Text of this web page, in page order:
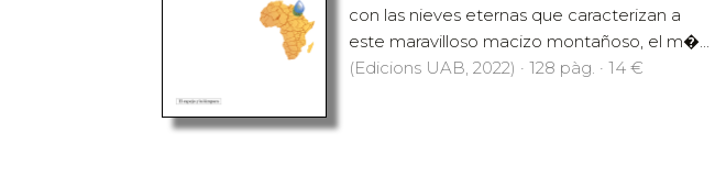
con las nieves eternas que caracterizan a
este maravilloso macizo montañoso, el m�...
(Edicions UAB, 2022) · 128 pàg. · 14 €